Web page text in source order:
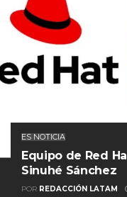
ES NOTICIA
Equipo de Red
Sinuhé Sánchez
POR REDACCIÓN LATAM